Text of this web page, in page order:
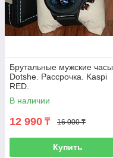
Брутальные мужские часы
Dotshe. Рассрочка. Kaspi
RED.
В наличии
12 990 ₸ 16 000 ₸
Купить